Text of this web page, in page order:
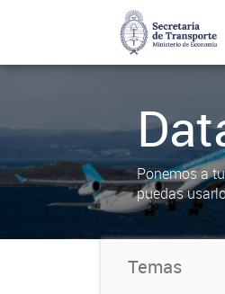
Ponemos a
puedas
Temas